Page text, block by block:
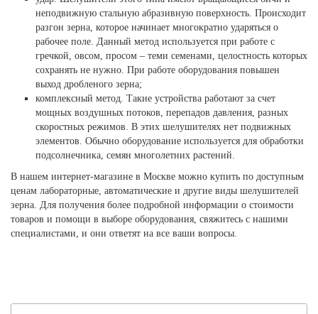
неподвижную стальную абразивную поверхность. Происходит
разгон зерна, которое начинает многократно ударяться о
рабочее поле. Данный метод используется при работе с
гречкой, овсом, просом – теми семенами, целостность которых
сохранять не нужно. При работе оборудования повышен
выход дробленого зерна;
комплексный метод. Такие устройства работают за счет
мощных воздушных потоков, перепадов давления, разных
скоростных режимов. В этих шелушителях нет подвижных
элементов. Обычно оборудование используется для обработки
подсолнечника, семян многолетних растений.
В нашем интернет-магазине в Москве можно купить по доступным
ценам лабораторные, автоматические и другие виды шелушителей
зерна. Для получения более подробной информации о стоимости
товаров и помощи в выборе оборудования, свяжитесь с нашими
специалистами, и они ответят на все ваши вопросы.